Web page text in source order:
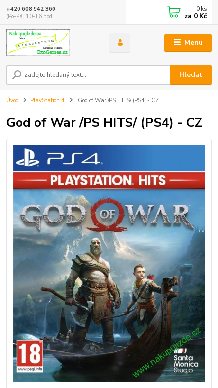
Menu
Hledat
+420 608 942 360
(Po-Pá, 10-16 hod.)
0 ks
za 0 Kč
Úvod PlayStation 4 God of War /PS HITS/ (PS4) - CZ
God of War /PS HITS/ (PS4) - CZ